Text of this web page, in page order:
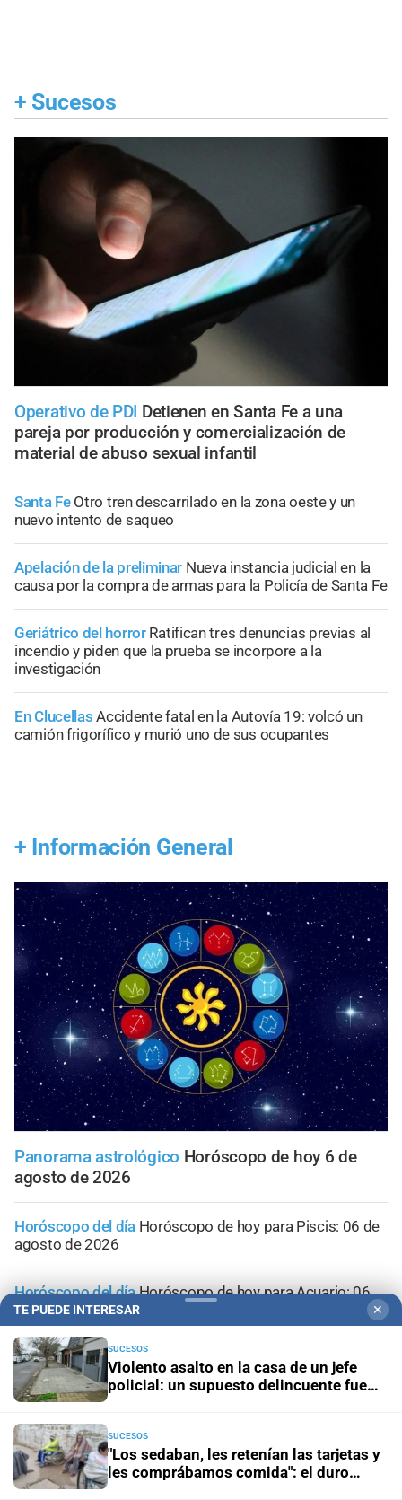
+ Sucesos
Operativo de PDI Detienen en Santa Fe a una
pareja por producción y comercialización de
material de abuso sexual infantil
Santa Fe Otro tren descarrilado en la zona oeste y un
nuevo intento de saqueo
Apelación de la preliminar Nueva instancia judicial en la
causa por la compra de armas para la Policía de Santa Fe
Geriátrico del horror Ratifican tres denuncias previas al
incendio y piden que la prueba se incorpore a la
investigación
En Clucellas Accidente fatal en la Autovía 19: volcó un
camión frigorífico y murió uno de sus ocupantes
+ Información General
Panorama astrológico Horóscopo de hoy 6 de
agosto de 2026
Horóscopo del día Horóscopo de hoy para Piscis: 06 de
agosto de 2026
Horóscopo del díaHoróscopo de hoy para Acuario: 06
de agosto de 2026
Horóscopo del díaHoróscopo de hoy para Capricornio:
06 de agosto de 2026
Horóscopo del día
de agosto de 2026
TE PUEDE INTERESAR ✕
SUCESOS
Violento asalto en la casa de un jefe
policial: un supuesto delincuente fue
SUCESOS
"Los sedaban, les retenían las tarjetas y
les comprábamos comida": el duro